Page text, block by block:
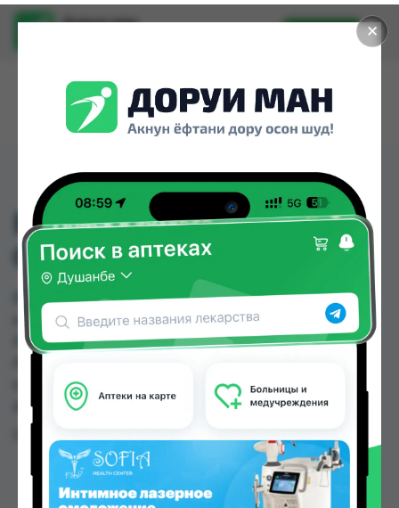
✕
Доруи ман
Установить
ВИПЛАКТИН БЕЙБИ
САШЕ №10
ВИПЛАКТИН БЕЙБИ САШЕ №10 можно купить
или заказать в аптеках, Саховати Истаравшан,
Абубакри Карим, Авиценна, АЗИЗ ВАКО ,
цене от 4.60 TJS до 63.30 TJS в Душанбе и
других городах Таджикистана